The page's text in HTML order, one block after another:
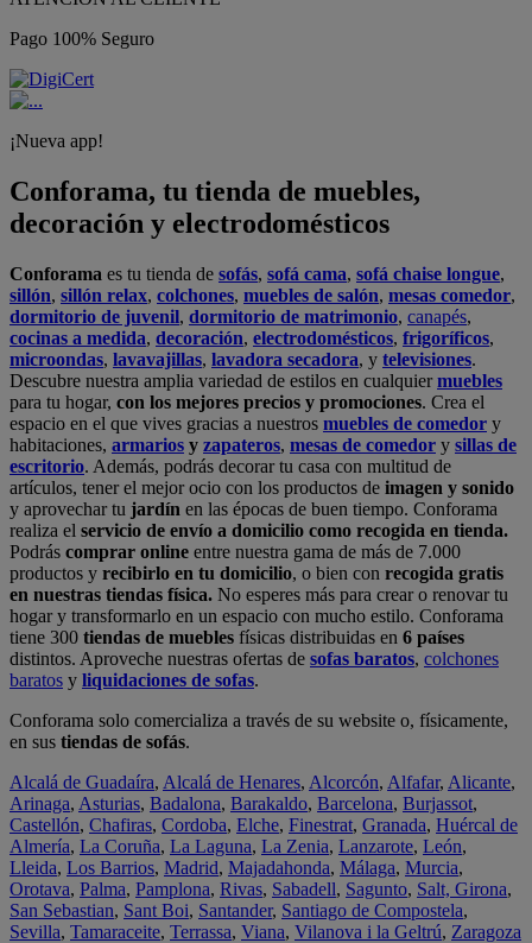
Pago 100% Seguro
¡Nueva app!
Conforama, tu tienda de muebles,
decoración y electrodomésticos
Conforama es tu tienda de sofás, sofá cama, sofá chaise longue,
sillón, sillón relax, colchones, muebles de salón, mesas comedor,
dormitorio de juvenil, dormitorio de matrimonio, canapés,
cocinas a medida, decoración, electrodomésticos, frigoríficos,
microondas, lavavajillas, lavadora secadora, y televisiones.
Descubre nuestra amplia variedad de estilos en cualquiermuebles
para tu hogar, con los mejores precios y promociones. Crea el
espacio en el que vives gracias a nuestros muebles de comedor y
habitaciones, armarios y zapateros, mesas de comedor y sillas de
escritorio. Además, podrás decorar tu casa con multitud de
artículos, tener el mejor ocio con los productos de imagen y sonido
y aprovechar tu jardín en las épocas de buen tiempo. Conforama
realiza el servicio de envío a domicilio como recogida en tienda.
Podrás comprar online entre nuestra gama de más de 7.000
productos y recibirlo en tu domicilio, o bien con recogida gratis
en nuestras tiendas física. No esperes más para crear o renovar tu
hogar y transformarlo en un espacio con mucho estilo. Conforama
tiene 300 tiendas de muebles físicas distribuidas en 6 países
distintos. Aproveche nuestras ofertas de sofas baratos, colchones
baratos y liquidaciones de sofas.
Conforama solo comercializa a través de su website o, físicamente,
en sus tiendas de sofás.
Alcalá de Guadaíra, Alcalá de Henares, Alcorcón, Alfafar, Alicante,
Arinaga, Asturias, Badalona, Barakaldo, Barcelona, Burjassot,
Castellón, Chafiras, Cordoba, Elche, Finestrat, Granada, Huércal de
Almería, La Coruña, La Laguna, La Zenia, Lanzarote, León,
Lleida, Los Barrios, Madrid, Majadahonda, Málaga, Murcia,
Orotava, Palma, Pamplona, Rivas, Sabadell, Sagunto, Salt, Girona,
San Sebastian, Sant Boi, Santander, Santiago de Compostela,
Sevilla, Tamaraceite, Terrassa, Viana, Vilanova i la Geltrú, Zaragoza